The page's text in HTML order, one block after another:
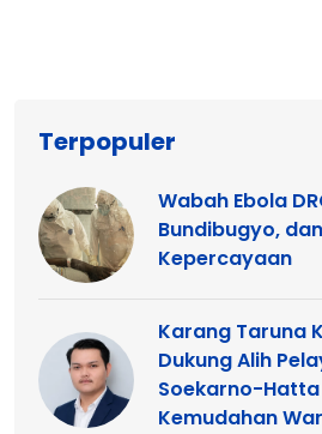
Terpopuler
Wabah Ebola
Bundibugyo,
Kepercayaan
Karang Taruna
Dukung Alih
Soekarno-Hatta
Kemudahan